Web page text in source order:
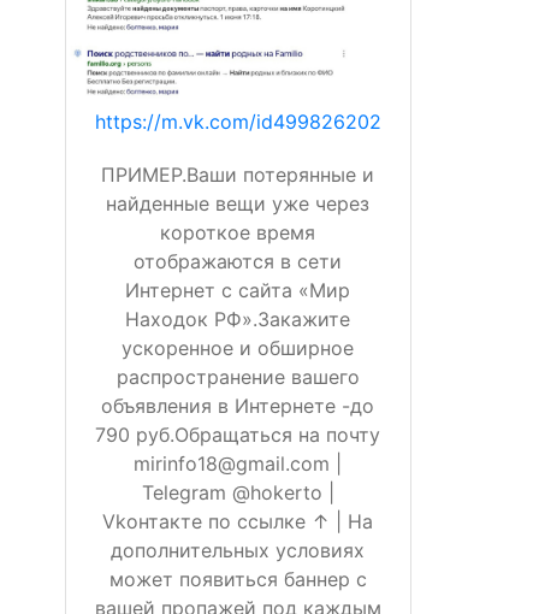
https://m.vk.com/id499826202
ПРИМЕР.Ваши потерянные и
найденные вещи уже через
короткое время
отображаются в сети
Интернет с сайта «Мир
Находок РФ».Закажите
ускоренное и обширное
распространение вашего
объявления в Интернете -до
790 руб.Обращаться на почту
mirinfo18@gmail.com |
Telegram @hokerto |
Vkонтакте по ссылке ↑ | На
дополнительных условиях
может появиться баннер с
вашей пропажей под каждым